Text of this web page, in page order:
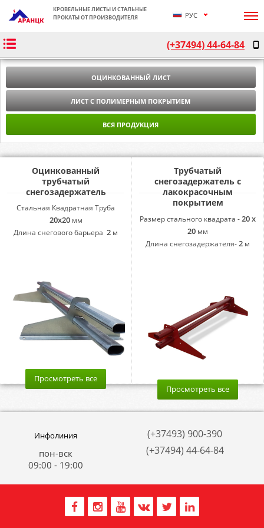
КРОВЕЛЬНЫЕ ЛИСТЫ И СТАЛЬНЫЕ
ПРОКАТЫ ОТ ПРОИЗВОДИТЕЛЯ
РУС
ՀԱՅ
ENG
(+37494) 44-64-84
ОЦИНКОВАННЫЙ ЛИСТ
ЛИСТ С ПОЛИМЕРНЫМ ПОКРЫТИЕМ
ВСЯ ПРОДУКЦИЯ
Оцинкованный
трубчатый
снегозадержатель
Стальная Квадратная Труба
20x20 мм
Длина снегового барьера 2 м
Просмотреть все
Трубчатый
снегозадержатель с
лакокрасочным
покрытием
Размер стального квадрата -20 x
20 мм
Длина снегозадержателя-2 м
Просмотреть все
Инфолиния
пон-вск
09:00 - 19:00
(+37493) 900-390
(+37494) 44-64-84